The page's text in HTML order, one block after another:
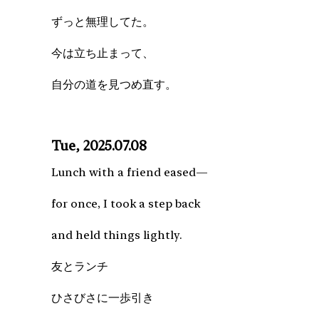
ずっと無理してた。
今は立ち止まって、
自分の道を見つめ直す。
Tue, 2025.07.08
Lunch with a friend eased—
for once, I took a step back
and held things lightly.
友とランチ
ひさびさに一歩引き